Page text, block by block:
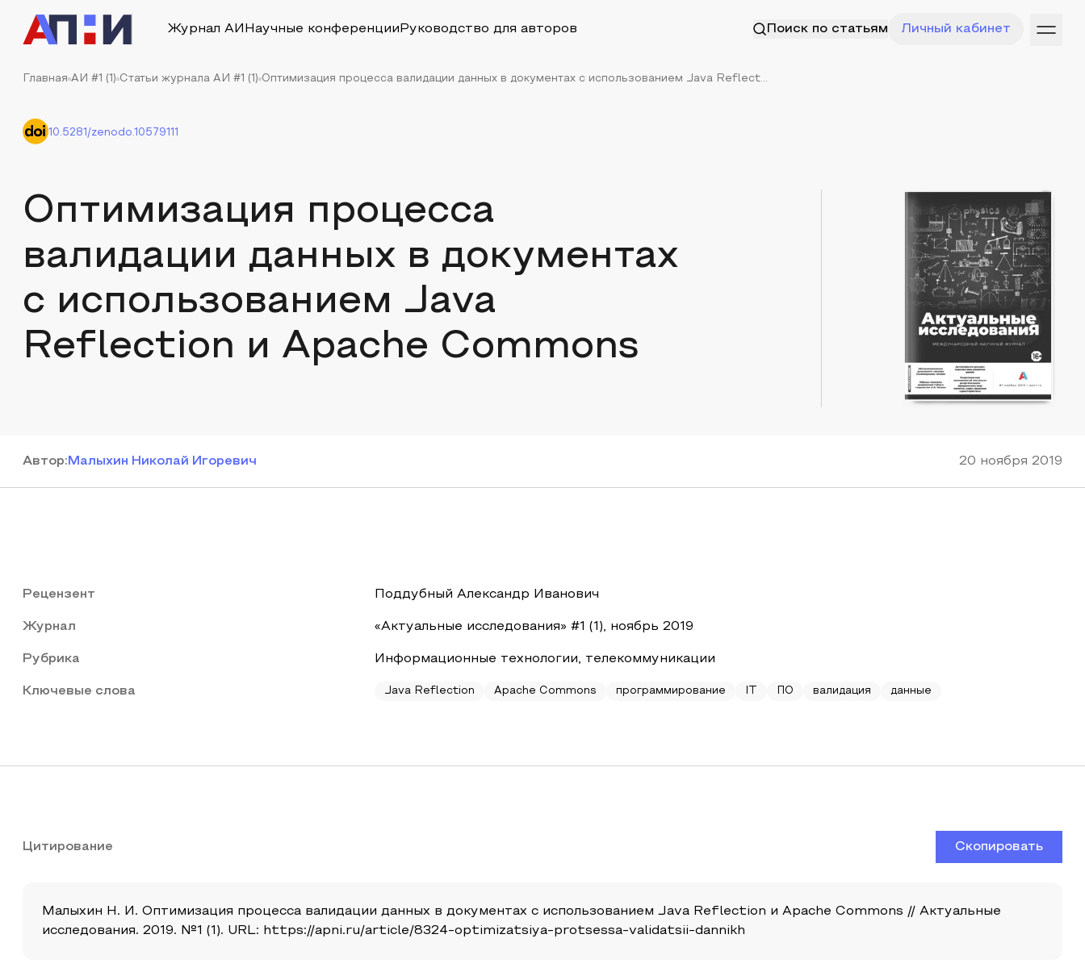
Журнал АИ Научные конференции Руководство для авторов Поиск по статьям Личный кабинет
Главная АИ #1 (1) Статьи журнала АИ #1 (1) Оптимизация процесса валидации данных в документах с использованием Java Reflect...
10.5281/zenodo.10579111
Оптимизация процесса
валидации данных в документах
с использованием Java
Reflection и Apache Commons
Автор: Малыхин Николай Игоревич 20 ноября 2019
Рецензент Поддубный Александр Иванович
Журнал «Актуальные исследования» #1 (1), ноябрь 2019
Рубрика Информационные технологии, телекоммуникации
Ключевые слова Java Reflection Apache Commons программирование ПО валидация данные
Цитирование Скопировать
Малыхин Н. И. Оптимизация процесса валидации данных в документах с использованием Java Reflection и Apache Commons // Актуальные
исследования. 2019. №1 (1). URL: https://apni.ru/article/8324-optimizatsiya-protsessa-validatsii-dannikh